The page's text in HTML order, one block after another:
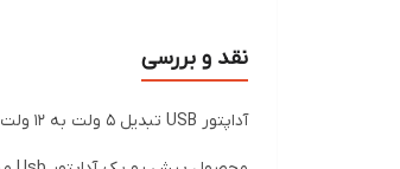
نقد و بررسی
آداپتور USB تبدیل 5 ولت به 12 ولت DC